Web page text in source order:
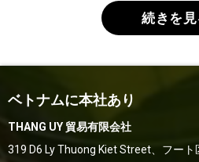
続きを見
ベトナムに本社あり
THANG UY 貿易有限会社
319 D6 Ly Thuong Kiet Street、フー